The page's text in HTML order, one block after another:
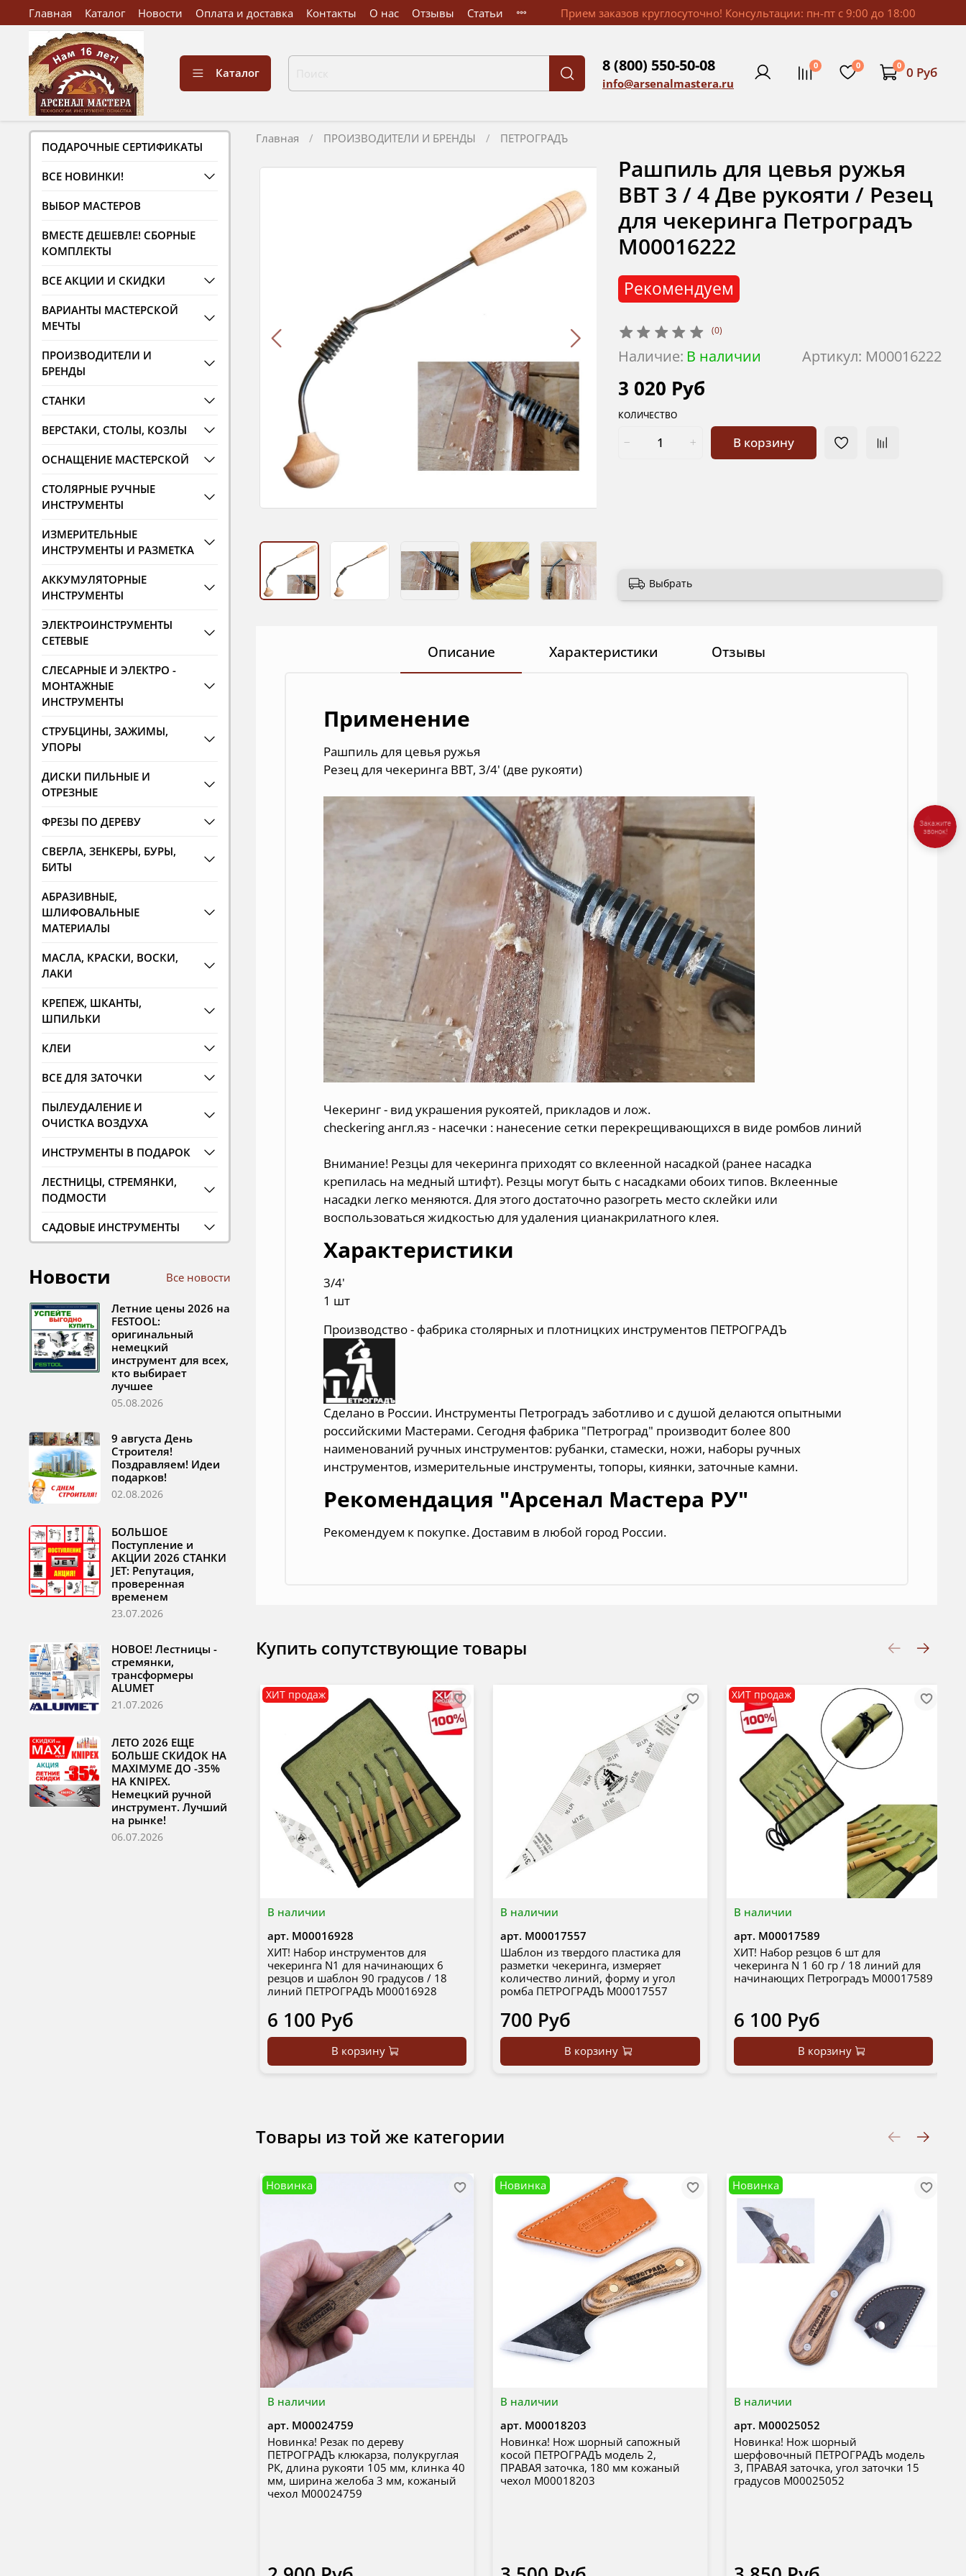
Главная Каталог Новости Оплата и доставка Контакты О нас Отзывы Статьи Прием заказов круглосуточно! Консультации: пн-пт с 9:00 до 18:00
Каталог 8 (800) 550-50-08
info@arsenalmastera.ru
0 0 0 0 Руб
Главная ПРОИЗВОДИТЕЛИ И БРЕНДЫ ПЕТРОГРАДЪ
(0)
Артикул: М00016222
Наличие: В наличии
Рекомендуем
Рашпиль для цевья ружья
BBT 3 / 4 Две рукояти / Резец
для чекеринга Петроградъ
М00016222
3 020 Руб
КОЛИЧЕСТВО
В корзину
Выбрать
Описание Характеристики Отзывы
Применение
Рашпиль для цевья ружья
Резец для чекеринга BBT, 3/4' (две рукояти)
Чекеринг - вид украшения рукоятей, прикладов и лож.
checkering англ.яз - насечки : нанесение сетки перекрещивающихся в виде ромбов линий
Внимание! Резцы для чекеринга приходят со вклеенной насадкой (ранее насадка
крепилась на медный штифт). Резцы могут быть с насадками обоих типов. Вклеенные
насадки легко меняются. Для этого достаточно разогреть место склейки или
воспользоваться жидкостью для удаления цианакрилатного клея.
Характеристики
3/4'
1 шт
Производство - фабрика столярных и плотницких инструментов ПЕТРОГРАДЪ
Сделано в России. Инструменты Петроградъ заботливо и с душой делаются опытными
российскими Мастерами. Сегодня фабрика "Петроград" производит более 800
наименований ручных инструментов: рубанки, стамески, ножи, наборы ручных
инструментов, измерительные инструменты, топоры, киянки, заточные камни.
Рекомендация "Арсенал Мастера РУ"
Рекомендуем к покупке. Доставим в любой город России.
Купить сопутствующие товары
В наличии
ХИТ продаж
арт. М00016928
ХИТ! Набор инструментов для
чекеринга N1 для начинающих 6
резцов и шаблон 90 градусов / 18
линий ПЕТРОГРАДЪ М00016928
6 100 Руб
В корзину
В наличии
арт. М00017557
Шаблон из твердого пластика для
разметки чекеринга, измеряет
количество линий, форму и угол
ромба ПЕТРОГРАДЪ М00017557
700 Руб
В корзину
В наличии
ХИТ продаж
арт. М00017589
ХИТ! Набор резцов 6 шт для
чекеринга N 1 60 гр / 18 линий для
начинающих Петроградъ М00017589
6 100 Руб
В корзину
Товары из той же категории
В наличии
Новинка
арт. М00024759
Новинка! Резак по дереву
ПЕТРОГРАДЪ клюкарза, полукруглая
РК, длина рукояти 105 мм, клинка 40
мм, ширина желоба 3 мм, кожаный
чехол М00024759
В наличии
Новинка
арт. М00018203
Новинка! Нож шорный сапожный
косой ПЕТРОГРАДЪ модель 2,
ПРАВАЯ заточка, 180 мм кожаный
чехол М00018203
В наличии
Новинка
арт. М00025052
Новинка! Нож шорный
шерфовочный ПЕТРОГРАДЪ модель
3, ПРАВАЯ заточка, угол заточки 15
градусов М00025052
ПОДАРОЧНЫЕ СЕРТИФИКАТЫ
ВСЕ НОВИНКИ!
ВЫБОР МАСТЕРОВ
ВМЕСТЕ ДЕШЕВЛЕ! СБОРНЫЕ
КОМПЛЕКТЫ
ВСЕ АКЦИИ И СКИДКИ
ВАРИАНТЫ МАСТЕРСКОЙ
МЕЧТЫ
ПРОИЗВОДИТЕЛИ И
БРЕНДЫ
СТАНКИ
ВЕРСТАКИ, СТОЛЫ, КОЗЛЫ
ОСНАЩЕНИЕ МАСТЕРСКОЙ
СТОЛЯРНЫЕ РУЧНЫЕ
ИНСТРУМЕНТЫ
ИЗМЕРИТЕЛЬНЫЕ
ИНСТРУМЕНТЫ И РАЗМЕТКА
АККУМУЛЯТОРНЫЕ
ИНСТРУМЕНТЫ
ЭЛЕКТРОИНСТРУМЕНТЫ
СЕТЕВЫЕ
СЛЕСАРНЫЕ И ЭЛЕКТРО -
МОНТАЖНЫЕ
ИНСТРУМЕНТЫ
СТРУБЦИНЫ, ЗАЖИМЫ,
УПОРЫ
ДИСКИ ПИЛЬНЫЕ И
ОТРЕЗНЫЕ
ФРЕЗЫ ПО ДЕРЕВУ
СВЕРЛА, ЗЕНКЕРЫ, БУРЫ,
БИТЫ
АБРАЗИВНЫЕ,
ШЛИФОВАЛЬНЫЕ
МАТЕРИАЛЫ
МАСЛА, КРАСКИ, ВОСКИ,
ЛАКИ
КРЕПЕЖ, ШКАНТЫ,
ШПИЛЬКИ
КЛЕИ
ВСЕ ДЛЯ ЗАТОЧКИ
ПЫЛЕУДАЛЕНИЕ И
ОЧИСТКА ВОЗДУХА
ИНСТРУМЕНТЫ В ПОДАРОК
ЛЕСТНИЦЫ, СТРЕМЯНКИ,
ПОДМОСТИ
САДОВЫЕ ИНСТРУМЕНТЫ
Новости Все новости
Летние цены 2026 на
FESTOOL:
оригинальный
немецкий
инструмент для всех,
кто выбирает
лучшее
05.08.2026
9 августа День
Строителя!
Поздравляем! Идеи
подарков!
02.08.2026
БОЛЬШОЕ
Поступление и
АКЦИИ 2026 СТАНКИ
JET: Репутация,
проверенная
временем
23.07.2026
НОВОЕ! Лестницы -
стремянки,
трансформеры
ALUMET
21.07.2026
ЛЕТО 2026 ЕЩЕ
БОЛЬШЕ СКИДОК НА
MAXIМУМЕ ДО -35%
НА KNIPEX.
Немецкий ручной
инструмент. Лучший
на рынке!
06.07.2026